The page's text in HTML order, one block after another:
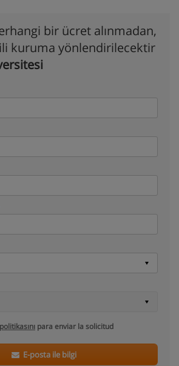
bir ücret alınmadan,
kuruma yönlendirilecektir
para enviar la solicitud
E-posta ile bilgi